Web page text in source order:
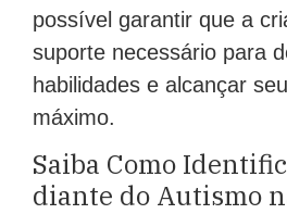
possível garantir que a
suporte necessário para
habilidades e alcançar
máximo.
Saiba Como
diante do Autismo